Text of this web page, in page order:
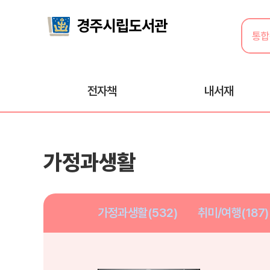
전자책 내서재
가정과생활
가정과생활(532) 취미/여행(187)